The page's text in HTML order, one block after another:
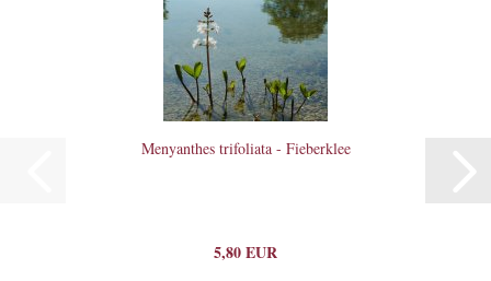
Menyanthes trifoliata - Fieberklee
5,80 EUR